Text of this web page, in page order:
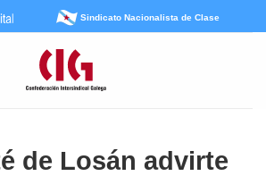
Sindicato Nacionalista de Clase
de Losán advirte